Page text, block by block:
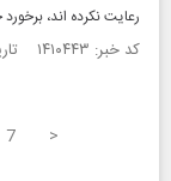
رعایت نکرده اند،
کد خبر: ۱۴۱۰۴۴۳ تاریخ انتشار : ۱۴۰۲/۰۳/۱۱
7 >